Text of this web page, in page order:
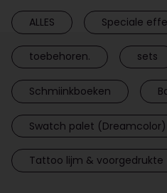
ALLES Speciale
toebehoren. sets
Schmiinkboeken
Swatch palet (Dreamcolor)
Tattoo lijm &